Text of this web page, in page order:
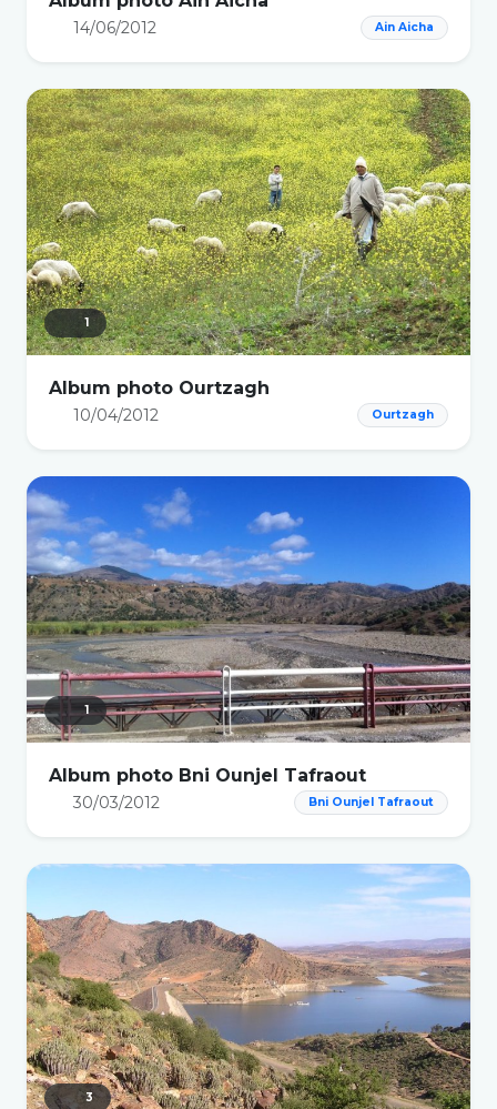
14/06/2012 Ain Aicha
1
Album photo Ourtzagh
10/04/2012 Ourtzagh
1
Album photo Bni Ounjel Tafraout
30/03/2012 Bni Ounjel Tafraout
3